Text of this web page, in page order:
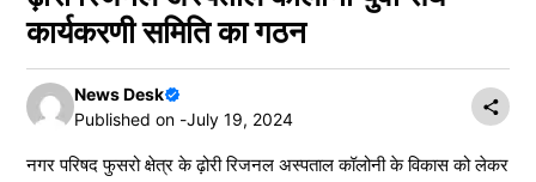
कार्यकरणी समिति का गठन
News Desk
Published on -July 19, 2024
नगर परिषद फुसरो क्षेत्र के ढ़ोरी रिजनल अस्पताल कॉलोनी के विकास को लेकर